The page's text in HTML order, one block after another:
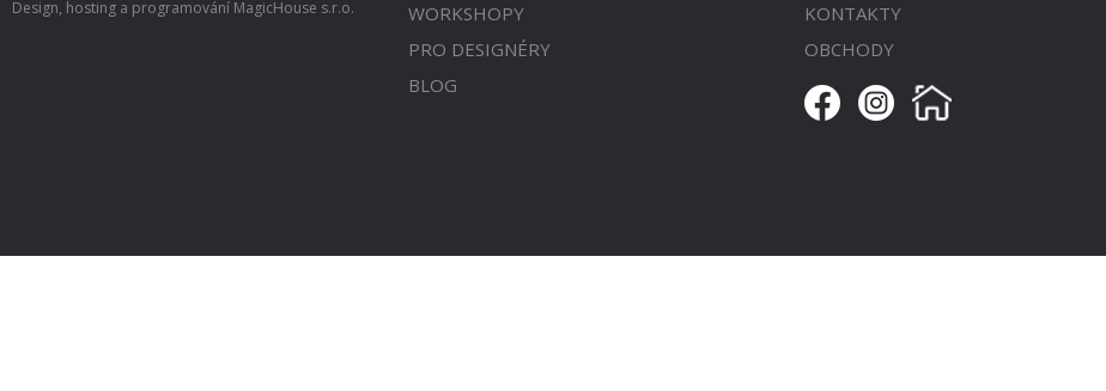
Design, hosting a programování MagicHouse s.r.o.
WORKSHOPY
PRO DESIGNÉRY
BLOG
KONTAKTY
OBCHODY